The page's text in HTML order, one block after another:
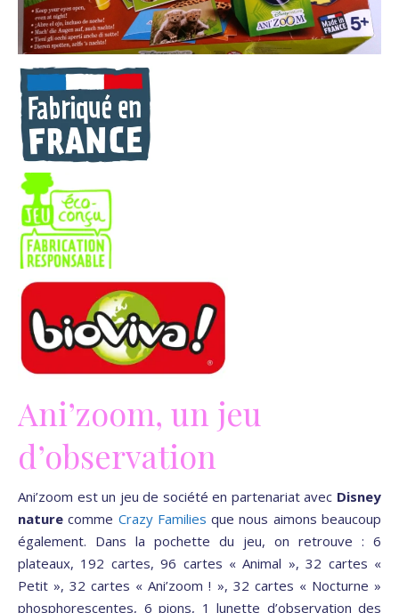
Ani’zoom, un jeu
d’observation
Ani’zoom est un jeu de société en partenariat avec Disney
nature comme Crazy Families que nous aimons beaucoup
également. Dans la pochette du jeu, on retrouve : 6
plateaux, 192 cartes, 96 cartes « Animal », 32 cartes «
Petit », 32 cartes « Ani’zoom ! », 32 cartes « Nocturne »
phosphorescentes, 6 pions, 1 lunette d’observation des